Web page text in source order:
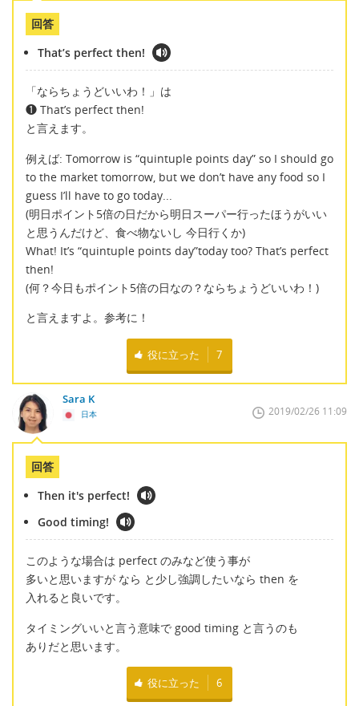
回答
That’s perfect then!
「ならちょうどいいわ！」は
❶ That’s perfect then!
と言えます。
例えば: Tomorrow is “quintuple points day” so I should go
to the market tomorrow, but we don’t have any food so I
guess I’ll have to go today...
(明日ポイント5倍の日だから明日スーパー行ったほうがいい
と思うんだけど、食べ物ないし 今日行くか)
What! It’s “quintuple points day”today too? That’s perfect
then!
(何？今日もポイント5倍の日なの？ならちょうどいいわ！)
と言えますよ。参考に！
役に立った 7
Sara K
日本 2019/02/26 11:09
回答
Then it's perfect!
Good timing!
このような場合は perfect のみなど使う事が
多いと思いますが なら と少し強調したいなら then を
入れると良いです。
タイミングいいと言う意味で good timing と言うのも
ありだと思います。
役に立った 6